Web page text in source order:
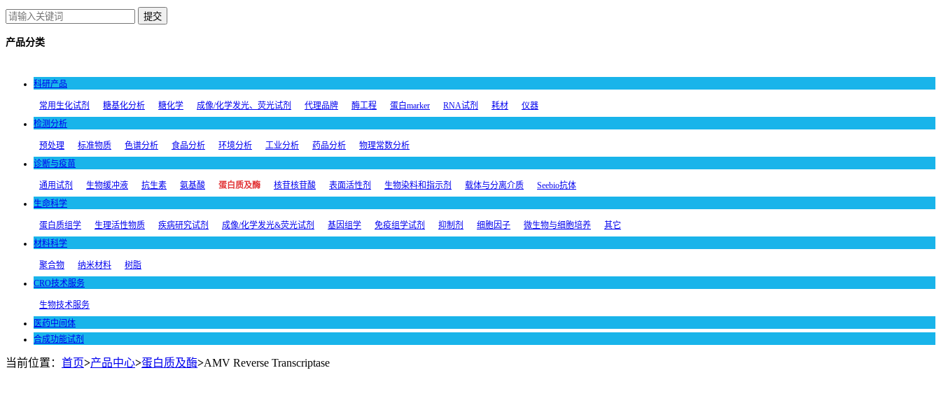
提交
产品分类
科研产品
常用生化试剂 糖基化分析 糖化学 成像/化学发光、荧光试剂 代理品牌 酶工程 蛋白marker RNA试剂 耗材
仪器
检测分析
预处理 标准物质 色谱分析 食品分析 环境分析 工业分析 药品分析
物理常数分析
诊断与疫苗
通用试剂 生物缓冲液 抗生素 氨基酸 蛋白质及酶 核苷核苷酸 表面活性剂 生物染料和指示剂 载体与分离介质
Seebio抗体
生命科学
蛋白质组学 生理活性物质 疾病研究试剂 成像/化学发光&荧光试剂 基因组学 免疫组学试剂 抑制剂 细胞因子 微生物与细胞培养
其它
材料科学
聚合物 纳米材料
树脂
CRO技术服务
生物技术服务
医药中间体
合成功能试剂
当前位置： 首页>产品中心>蛋白质及酶>AMV Reverse Transcriptase